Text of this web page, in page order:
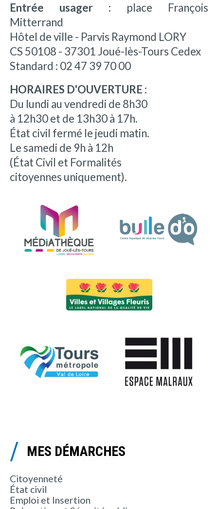
Entrée usager : place François
Mitterrand
Hôtel de ville - Parvis Raymond LORY
CS 50108 - 37301 Joué-lès-Tours Cedex
Standard : 02 47 39 70 00
HORAIRES D'OUVERTURE :
Du lundi au vendredi de 8h30
à 12h30 et de 13h30 à 17h.
État civil fermé le jeudi matin.
Le samedi de 9h à 12h
(État Civil et Formalités
citoyennes uniquement).
MES DÉMARCHES
Citoyenneté
État civil
Emploi et Insertion